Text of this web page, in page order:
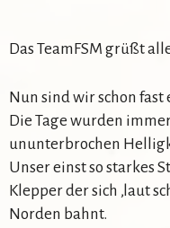
Das TeamFSM grüßt
Nun sind wir schon fast
Die Tage wurden
ununterbrochen
Unser einst so starkes
Klepper der sich ,laut
Norden bahnt.